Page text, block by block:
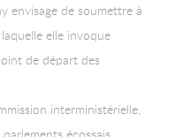
envisage de soumettre à
elle invoque
de départ des
interministérielle,